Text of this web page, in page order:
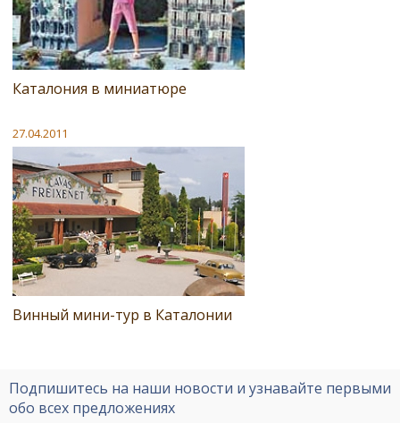
Каталония в миниатюре
27.04.2011
Винный мини-тур в Каталонии
Подпишитесь на наши новости и узнавайте первыми
обо всех предложениях